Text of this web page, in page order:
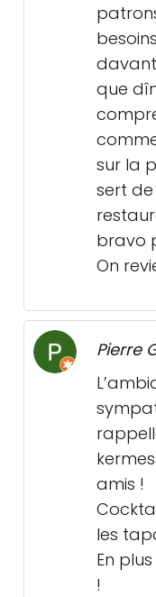
que
sur la
sert
bravo
On
Pierre
amis !
les
En
!